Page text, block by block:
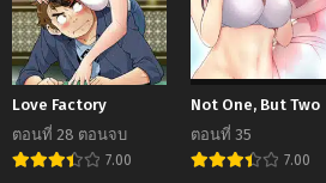
Love Factory
ตอนที่ 28 ตอนจบ
7.00
Not One, But Two
ตอนที่ 35
7.00